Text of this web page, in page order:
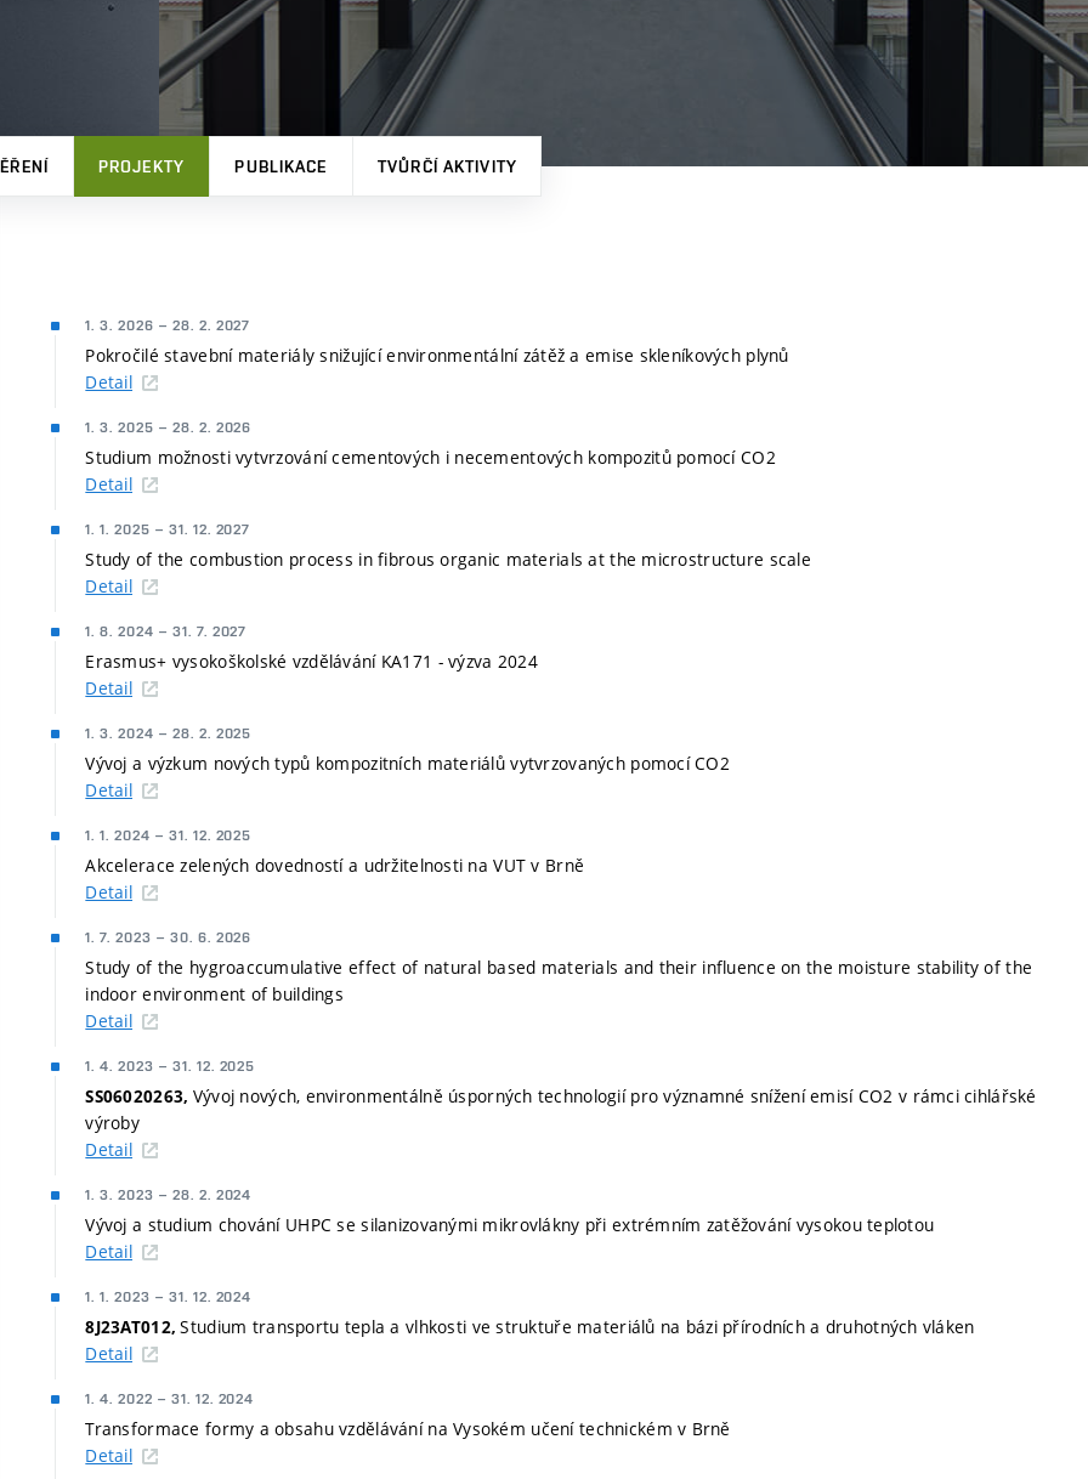
PROJEKTY PUBLIKACE TVŮRČÍ AKTIVITY
1. 3. 2026 – 28. 2. 2027
Pokročilé stavební materiály snižující environmentální zátěž a emise skleníkových plynů
Detail
1. 3. 2025 – 28. 2. 2026
Studium možnosti vytvrzování cementových i necementových kompozitů pomocí CO2
Detail
1. 1. 2025 – 31. 12. 2027
Study of the combustion process in fibrous organic materials at the microstructure scale
Detail
1. 8. 2024 – 31. 7. 2027
Erasmus+ vysokoškolské vzdělávání KA171 - výzva 2024
Detail
1. 3. 2024 – 28. 2. 2025
Vývoj a výzkum nových typů kompozitních materiálů vytvrzovaných pomocí CO2
Detail
1. 1. 2024 – 31. 12. 2025
Akcelerace zelených dovedností a udržitelnosti na VUT v Brně
Detail
1. 7. 2023 – 30. 6. 2026
Study of the hygroaccumulative effect of natural based materials and their influence on the moisture stability of the
indoor environment of buildings
Detail
1. 4. 2023 – 31. 12. 2025
SS06020263, Vývoj nových, environmentálně úsporných technologií pro významné snížení emisí CO2 v rámci cihlářské
výroby
Detail
1. 3. 2023 – 28. 2. 2024
Vývoj a studium chování UHPC se silanizovanými mikrovlákny při extrémním zatěžování vysokou teplotou
Detail
1. 1. 2023 – 31. 12. 2024
8J23AT012,Studium transportu tepla a vlhkosti ve struktuře materiálů na bázi přírodních a druhotných vláken
Detail
1. 4. 2022 – 31. 12. 2024
Transformace formy a obsahu vzdělávání na Vysokém učení technickém v Brně
Detail